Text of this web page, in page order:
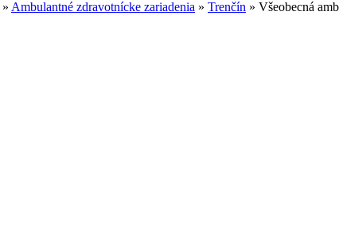
» Ambulantné zdravotnícke zariadenia » Trenčín » Všeobecná